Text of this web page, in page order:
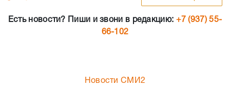
Есть новости? Пиши и звони в редакцию: +7 (937) 55-
66-102
Новости СМИ2